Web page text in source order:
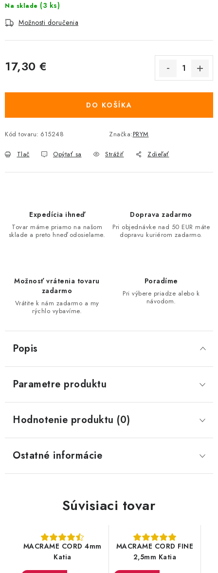
Na sklade (3 ks)
Možnosti doručenia
17,30 €
DO KOŠÍKA
Kód tovaru: 615248 Značka:PRYM
Tlač Opýtať sa Strážiť Zdieľať
Expedícia ihneď
Tovar máme priamo na našom
sklade a preto hneď odosielame.
Doprava zadarmo
Pri objednávke nad 50 EUR máte
dopravu kuriérom zadarmo.
Možnosť vrátenia tovaru
zadarmo
Vrátite k nám zadarmo a my
rýchlo vybavíme.
Poradíme
Pri výbere priadze alebo k
návodom.
Popis
Parametre produktu
Hodnotenie produktu (0)
Ostatné informácie
Súvisiaci tovar
MACRAME CORD 4mm
Katia
MACRAME CORD FINE
2,5mm Katia